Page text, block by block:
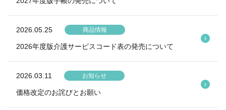
2026.05.25 商品情報
2026年度版介護サービスコード表の発売について
2026.03.11 お知らせ
価格改定のお詫びとお願い